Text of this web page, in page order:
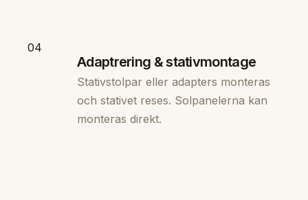
04
Adaptrering & stativmontage
Stativstolpar eller adapters monteras
och stativet reses. Solpanelerna kan
monteras direkt.